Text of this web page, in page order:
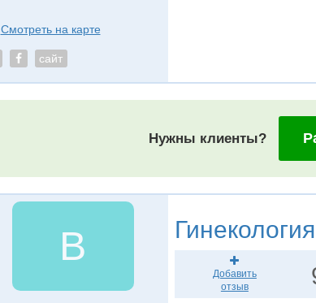
Смотреть на карте
сайт
Нужны клиенты?
B Гинекология
Добавить
отзыв